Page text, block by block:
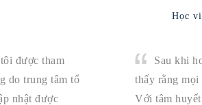
Học
được tham
do trung tâm tổ
nhật được
Sau khi
thấy rằng
Với tâm